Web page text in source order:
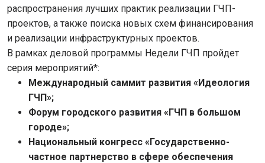
распространения лучших практик реализации ГЧП-
проектов, а также поиска новых схем финансирования
и реализации инфраструктурных проектов.
В рамках деловой программы Недели ГЧП пройдет
серия мероприятий*:
Международный саммит развития «Идеология
ГЧП»;
Форум городского развития «ГЧП в большом
городе»;
Национальный конгресс «Государственно-
частное партнерство в сфере обеспечения